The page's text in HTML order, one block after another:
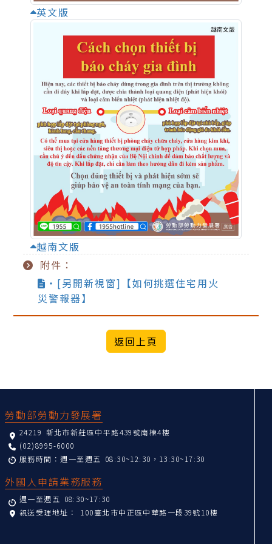
英文版
越南文版
附件：
‧[另開新視窗]【如何挑選住宅用火
災警報器】
勞動部勞動力發展署
24219 新北市新莊區中平路439號南棟4樓
(02)8995-6000
服務時間：週一至週五 08:30~12:30，13:30~17:30
外國人申請業務服務
週一至週五 08:30~17:30
親送受理地址： 100臺北市中正區中華路一段39號10樓